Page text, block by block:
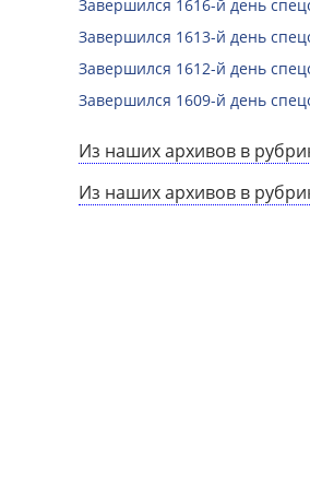
Завершился 1616-й день
Завершился 1613-й день
Завершился 1612-й день
Завершился 1609-й день
Из наших архивов в
Из наших архивов в